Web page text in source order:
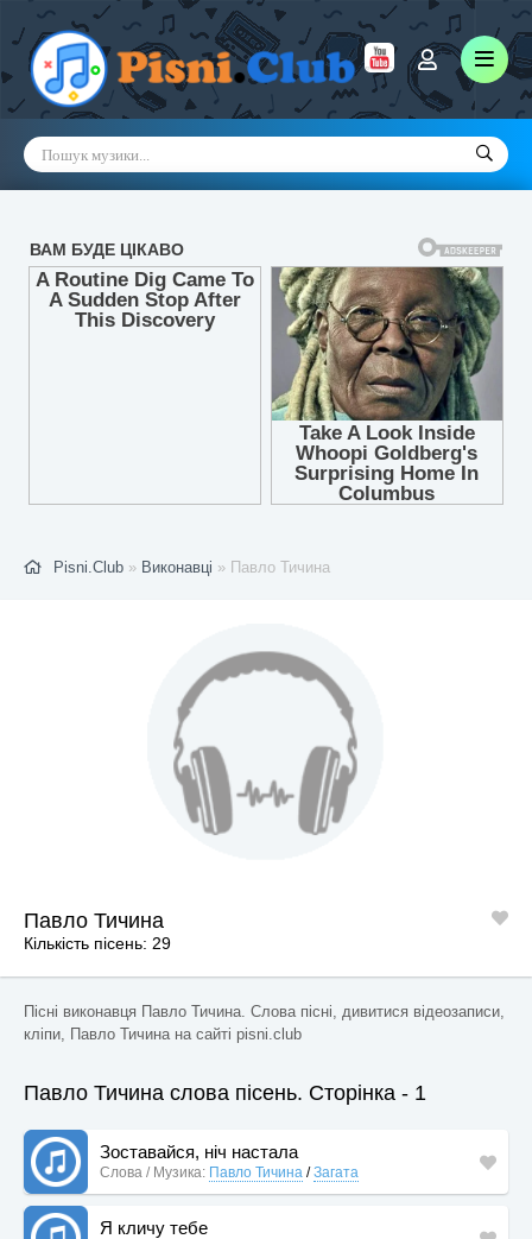
Pisni.Club » Виконавці » Павло Тичина
Павло Тичина
Кількість пісень: 29
Пісні виконавця Павло Тичина. Слова пісні, дивитися відеозаписи,
кліпи, Павло Тичина на сайті pisni.club
Павло Тичина слова пісень. Сторінка - 1
Зоставайся, ніч настала
Слова / Музика: Павло Тичина /Загата
Я кличу тебе